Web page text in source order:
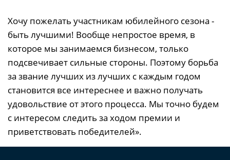
Хочу пожелать участникам юбилейного сезона -
быть лучшими! Вообще непростое время, в
которое мы занимаемся бизнесом, только
подсвечивает сильные стороны. Поэтому борьба
за звание лучших из лучших с каждым годом
становится все интереснее и важно получать
удовольствие от этого процесса. Мы точно будем
с интересом следить за ходом премии и
приветствовать победителей».